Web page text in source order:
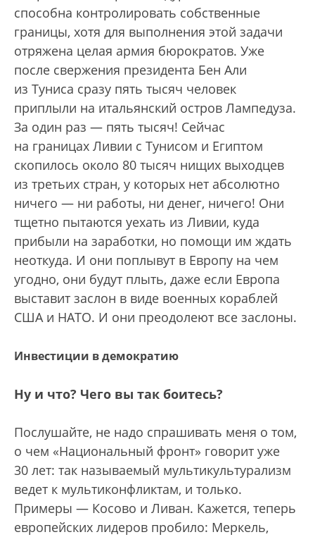
способна контролировать собственные
границы, хотя для выполнения этой задачи
отряжена целая армия бюрократов. Уже
после свержения президента Бен Али
из Туниса сразу пять тысяч человек
приплыли на итальянский остров Лампедуза.
За один раз — пять тысяч! Сейчас
на границах Ливии с Тунисом и Египтом
скопилось около 80 тысяч нищих выходцев
из третьих стран, у которых нет абсолютно
ничего — ни работы, ни денег, ничего! Они
тщетно пытаются уехать из Ливии, куда
прибыли на заработки, но помощи им ждать
неоткуда. И они поплывут в Европу на чем
угодно, они будут плыть, даже если Европа
выставит заслон в виде военных кораблей
США и НАТО. И они преодолеют все заслоны.
Инвестиции в демократию
Ну и что? Чего вы так боитесь?
Послушайте, не надо спрашивать меня о том,
о чем «Национальный фронт» говорит уже
30 лет: так называемый мультикультурализм
ведет к мультиконфликтам, и только.
Примеры — Косово и Ливан. Кажется, теперь
европейских лидеров пробило: Меркель,